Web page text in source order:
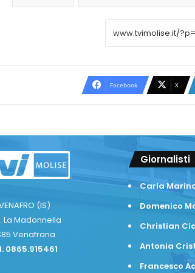
Facebook X
(IS)
La Madonnella
Venafrana.
0865.915461
Giornalisti
Carla
Domenico
Christian
Antonia
Francesco